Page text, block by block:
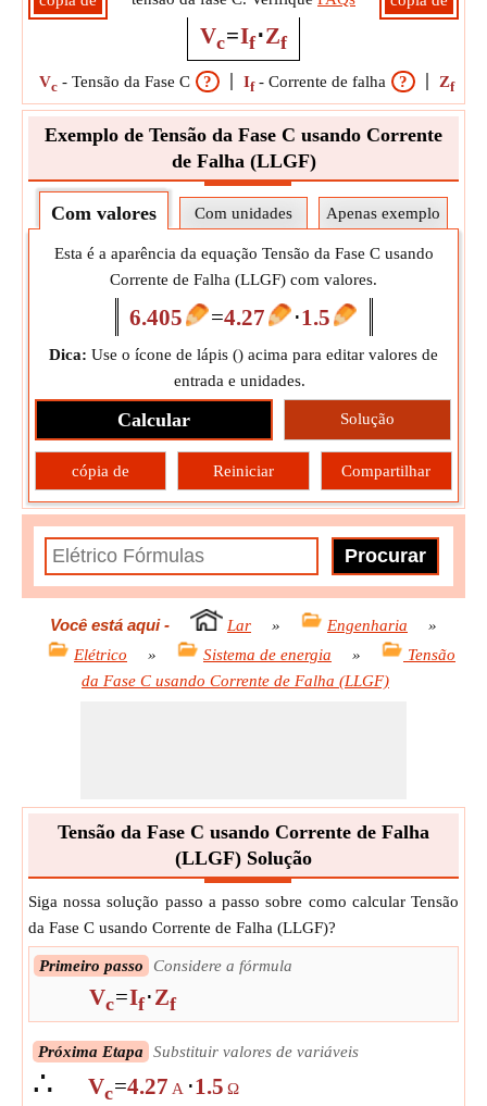
Vc=If⋅Zf
Vc - Tensão da Fase C ? If- Corrente de falha ? Zf-
Exemplo de Tensão da Fase C usando Corrente
de Falha (LLGF)
Com valores Com unidades Apenas exemplo
Esta é a aparência da equação Tensão da Fase C usando
Corrente de Falha (LLGF) com valores.
6.405 =4.27 ⋅1.5
Dica: Use o ícone de lápis () acima para editar valores de
entrada e unidades.
Calcular Solução
cópia de Reiniciar Compartilhar
Você está aqui- Lar » Engenharia
»
Elétrico
» Sistema de energia »
Tensão
da Fase C usando Corrente de Falha (LLGF)
Tensão da Fase C usando Corrente de Falha
(LLGF) Solução
Siga nossa solução passo a passo sobre como calcular Tensão
da Fase C usando Corrente de Falha (LLGF)?
Primeiro passo Considere a fórmula
Vc=If⋅Zf
Próxima Etapa Substituir valores de variáveis
∴ Vc=4.27 A ⋅1.5 Ω